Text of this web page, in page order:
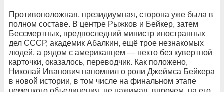
Противоположная, президиумная, сторона уже была в
полном составе. В центре Рыжков и Бейкер, затем
Бессмертных, предпоследний министр иностранных
дел СССР, академик Абалкин, ещё трое незнакомых
людей, а рядом с американцем — некто без кувертной
карточки, оказалось, переводчик. Как положено,
Николай Иванович напомнил о роли Джеймса Бейкера
в новой истории, в том числе на финальном этапе
немецкого объединения, не нажимая, впрочем, на его